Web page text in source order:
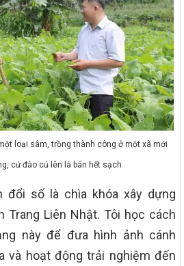
loại sâm, trồng thành công ở một xã mới
cứ đào củ lên là bán hết sạch
đổi số là chìa khóa xây dựng
Trang Liên Nhật. Tôi học cách
này để đưa hình ảnh cánh
và hoạt động trải nghiệm đến